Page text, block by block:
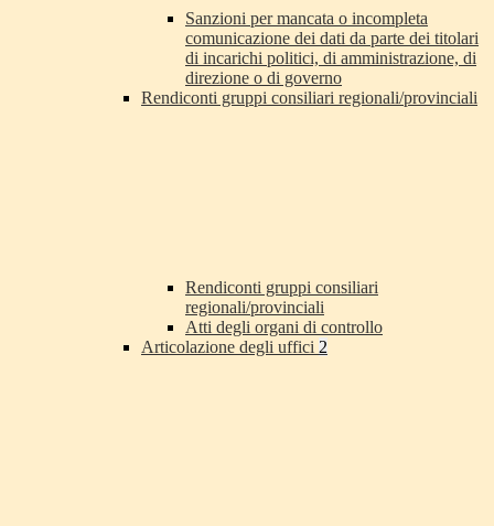
Sanzioni per mancata o incompleta
comunicazione dei dati da parte dei titolari
di incarichi politici, di amministrazione, di
direzione o di governo
Rendiconti gruppi consiliari regionali/provinciali
Rendiconti gruppi consiliari
regionali/provinciali
Atti degli organi di controllo
Articolazione degli uffici 2